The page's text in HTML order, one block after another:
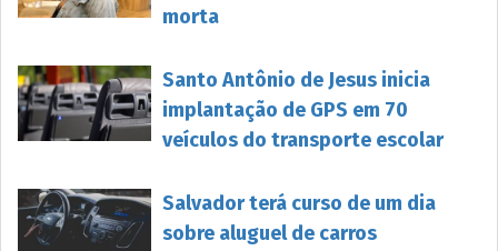
morta
Santo Antônio de Jesus inicia
implantação de GPS em 70
veículos do transporte escolar
Salvador terá curso de um dia
sobre aluguel de carros